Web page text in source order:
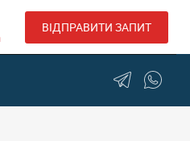
ВІДПРАВИТИ ЗАПИТ